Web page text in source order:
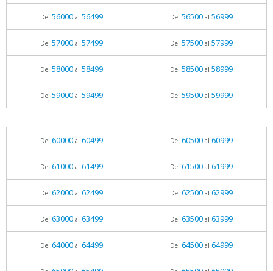
Del 56000al 56499 Del 56500al 56999
Del 57000al 57499 Del 57500al 57999
Del 58000al 58499 Del 58500al 58999
Del 59000al 59499 Del 59500al 59999
Del 60000al 60499 Del 60500al 60999
Del 61000al 61499 Del 61500al 61999
Del 62000al 62499 Del 62500al 62999
Del 63000al 63499 Del 63500al 63999
Del 64000al 64499 Del 64500al 64999